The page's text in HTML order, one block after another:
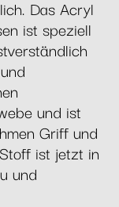
Das Acryl
ist speziell
und ist
Griff und
ist jetzt in
und